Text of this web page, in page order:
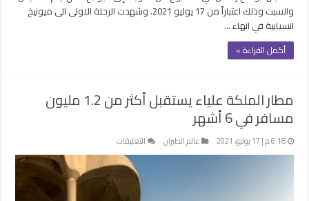
والسبت وذلك اعتباراً من 17 يوليو 2021. وشهدت الرحلة الاولى الى ميونيخ
انسيابية في انهاء …
أكمل القراءة »
مطار الملكة علياء يستقبل أكثر من 1.2 مليون
مسافر في 6 أشهر
6:18 م | 17 يوليو، 2021 عالم الطيران التعليقات
مطار
الملكة
علياء